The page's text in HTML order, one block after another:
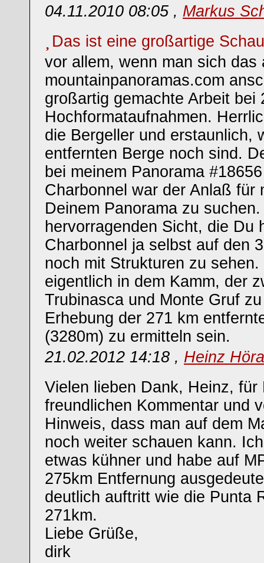
04.11.2010 08:05 , Markus
Das ist eine großartige
vor allem, wenn man sich das
mountainpanoramas.com
großartig gemachte Arbeit bei
Hochformataufnahmen.
die Bergeller und erstaunlich,
entfernten Berge noch sind.
bei meinem Panorama
Charbonnel war der Anlaß für
Deinem Panorama zu
hervorragenden Sicht, die Du
Charbonnel ja selbst auf den
noch mit Strukturen zu
eigentlich in dem Kamm, der
Trubinasca und Monte Gruf
Erhebung der 271 km
(3280m) zu ermitteln sein.
21.02.2012 14:18 , Heinz Höra
Vielen lieben Dank, Heinz, für
freundlichen Kommentar und
Hinweis, dass man auf dem
noch weiter schauen kann.
etwas kühner und habe auf
275km Entfernung
deutlich auftritt wie die Punta
271km.
Liebe Grüße,
dirk